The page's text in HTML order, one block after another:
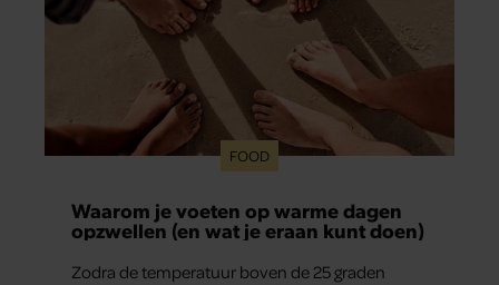
FOOD
Waarom je voeten op warme dagen
opzwellen (en wat je eraan kunt doen)
Zodra de temperatuur boven de 25 graden